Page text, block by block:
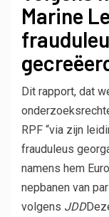
Marine
Dit rapport, dat
RPF “via zijn
frauduleus
namens hem
nepbanen van
volgens JDD